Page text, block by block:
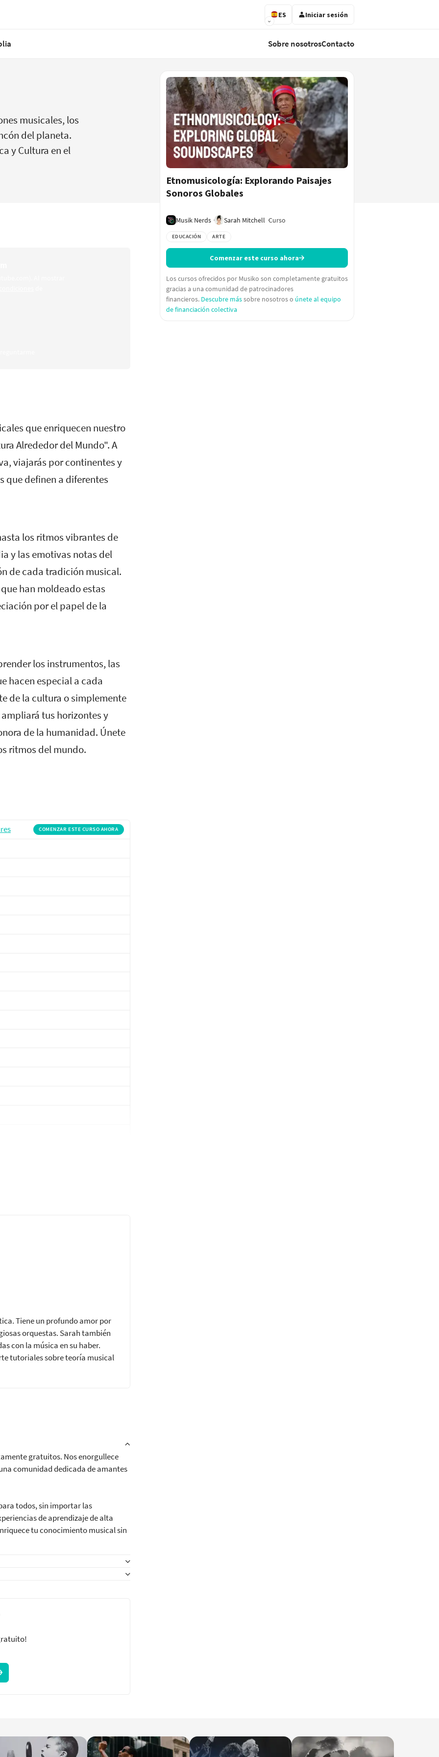
ES Iniciar sesión
Sobre nosotrosContacto
musicales, los
del planeta.
y Cultura en el
Etnomusicología: Explorando Paisajes
Sonoros Globales
Musik Nerds Sarah Mitchell Curso
EDUCACIÓN ARTE
Comenzar este curso ahora
Los cursos ofrecidos por Musiko son completamente gratuitos
gracias a una comunidad de patrocinadores
financieros. Descubre mássobre nosotros o únete al equipo
de financiación colectiva
que enriquecen nuestro
Alrededor del Mundo". A
viajarás por continentes y
que definen a diferentes
los ritmos vibrantes de
y las emotivas notas del
de cada tradición musical.
han moldeado estas
por el papel de la
los instrumentos, las
hacen especial a cada
de la cultura o simplemente
tus horizontes y
de la humanidad. Únete
ritmos del mundo.
COMENZAR ESTE CURSO AHORA
Tiene un profundo amor por
orquestas. Sarah también
con la música en su haber.
tutoriales sobre teoría musical
gratuitos. Nos enorgullece
comunidad dedicada de amantes
todos, sin importar las
de aprendizaje de alta
tu conocimiento musical sin